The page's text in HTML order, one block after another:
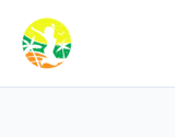
Inhalt
springen